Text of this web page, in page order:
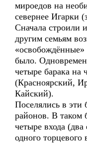
мироедов на
севернее Игарки
Сначала строили
другим семьям
было.
четыре барака на
(Красноярский,
Кайский).
Поселялись в эти
районов. В таком
четыре входа
одного торцевого